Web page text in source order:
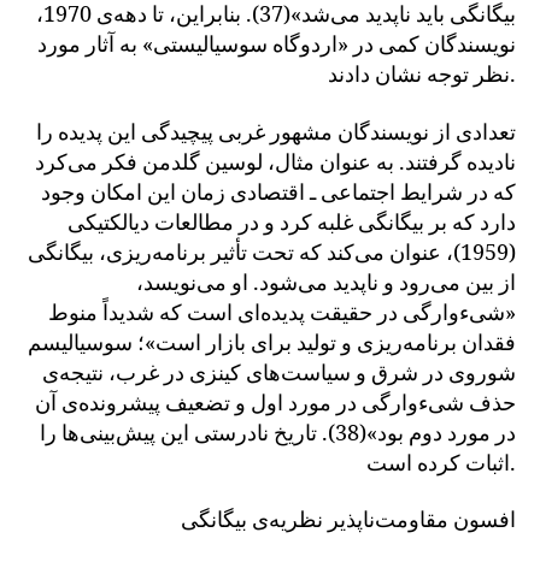
بیگانگی باید ناپدید می‌شد»(37). بنابراین، تا دهه‌ی 1970،
نویسندگان کمی در «اردوگاه سوسیالیستی» به آثار مورد
نظر توجه نشان دادند.
تعدادی از نویسندگان مشهور غربی پیچیدگی این پدیده را
نادیده گرفتند. به عنوان مثال، لوسین گلدمن فکر می‌کرد
که در شرایط اجتماعی ـ اقتصادی زمان این امکان وجود
دارد که بر بیگانگی غلبه کرد و در مطالعات دیالکتیکی
(1959)، عنوان می‌کند که تحت تأثیر برنامه‌ریزی، بیگانگی
از بین می‌رود و ناپدید می‌شود. او می‌نویسد،
«شیءوارگی در حقیقت پدیده‌ای است که شدیداً منوط
فقدان برنامه‌ریزی و تولید برای بازار است»؛ سوسیالیسم
شوروی در شرق و سیاست‌های کینزی در غرب، نتیجه‌ی
حذف شیءوارگی در مورد اول و تضعیف پیشرونده‌ی آن
در مورد دوم بود»(38). تاریخ نادرستی این پیش‌بینی‌ها را
اثبات کرده است.
افسون مقاومت‌ناپذیر نظریه‌ی بیگانگی